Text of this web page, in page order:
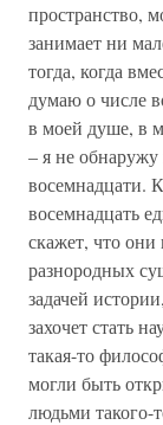
пространство,
занимает ни
тогда, когда
думаю о числе
в моей душе, в
– я не
восемнадцати.
восемнадцать
скажет, что
разнородных
задачей
захочет стать
такая-то
могли быть
людьми такого-